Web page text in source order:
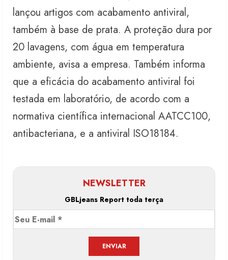
lançou artigos com acabamento antiviral,
também à base de prata. A proteção dura por
20 lavagens, com água em temperatura
ambiente, avisa a empresa. Também informa
que a eficácia do acabamento antiviral foi
testada em laboratório, de acordo com a
normativa científica internacional AATCC100,
antibacteriana, e a antiviral ISO18184.
NEWSLETTER
GBLjeans Report toda terça